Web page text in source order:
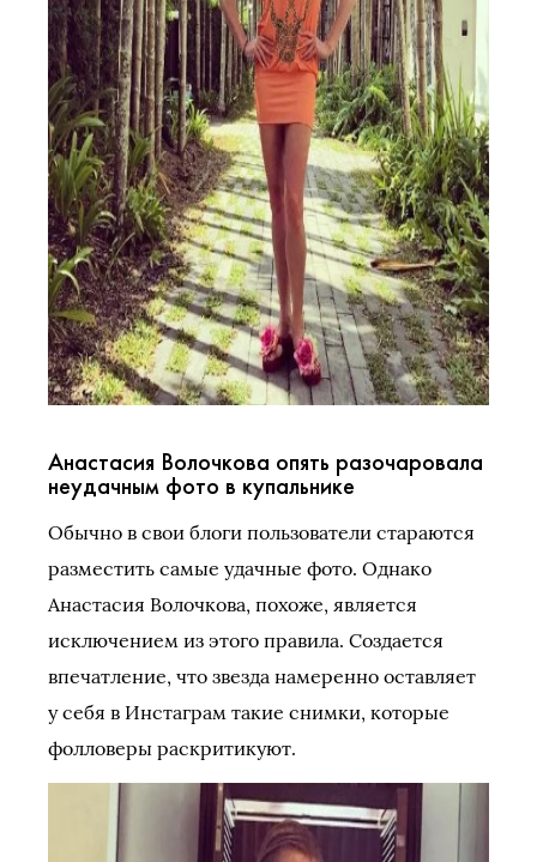
Анастасия Волочкова опять разочаровала
неудачным фото в купальнике
Обычно в свои блоги пользователи стараются
разместить самые удачные фото. Однако
Анастасия Волочкова, похоже, является
исключением из этого правила. Создается
впечатление, что звезда намеренно оставляет
у себя в Инстаграм такие снимки, которые
фолловеры раскритикуют.